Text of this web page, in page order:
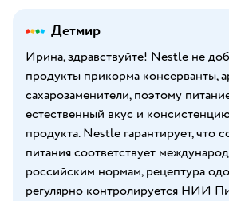
Детмир
Ирина, здравствуйте! Nestle не
продукты прикорма консерванты,
сахарозаменители, поэтому
естественный вкус и
продукта. Nestle гарантирует, что
питания соответствует
российским нормам, рецептура
регулярно контролируется НИИ